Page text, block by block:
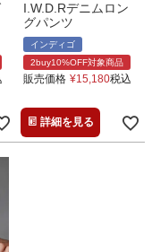
I.W.D.Rデニムロン
グパンツ
インディゴ
2buy10%OFF対象商品
販売価格 ¥15,180税込
詳細を見る